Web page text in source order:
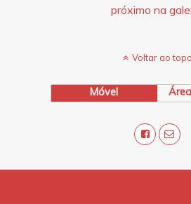
próximo na
Voltar ao topo
Móvel